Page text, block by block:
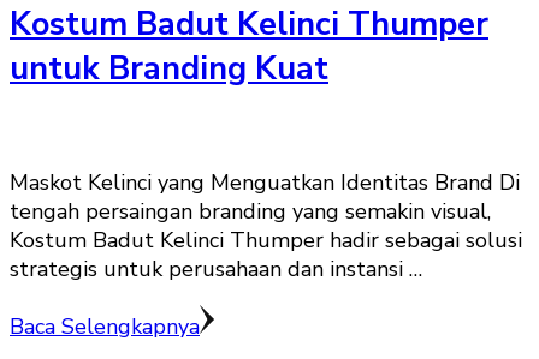
Kostum Badut Kelinci Thumper
untuk Branding Kuat
Maskot Kelinci yang Menguatkan Identitas Brand Di
tengah persaingan branding yang semakin visual,
Kostum Badut Kelinci Thumper hadir sebagai solusi
strategis untuk perusahaan dan instansi …
Baca Selengkapnya